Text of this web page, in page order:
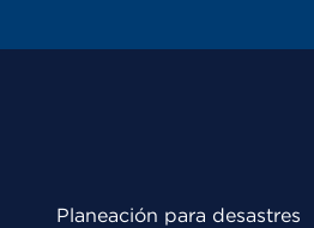
Planeación para desastres